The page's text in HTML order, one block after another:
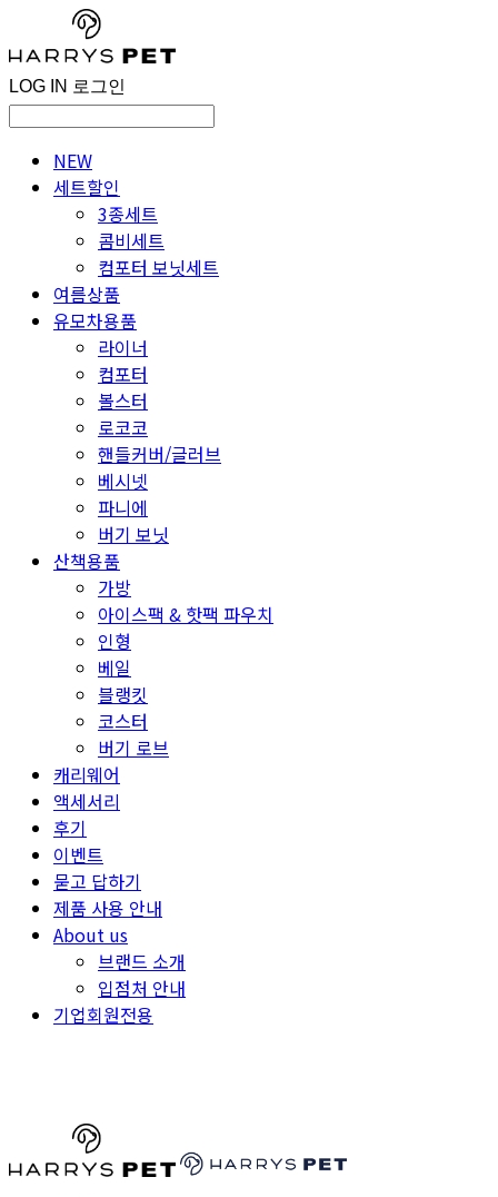
LOG IN 로그인
NEW
세트할인
3종세트
콤비세트
컴포터 보닛세트
여름상품
유모차용품
라이너
컴포터
볼스터
로코코
핸들커버/글러브
베시넷
파니에
버기 보닛
산책용품
가방
아이스팩 & 핫팩 파우치
인형
베일
블랭킷
코스터
버기 로브
캐리웨어
액세서리
후기
이벤트
묻고 답하기
제품 사용 안내
About us
브랜드 소개
입점처 안내
기업회원전용